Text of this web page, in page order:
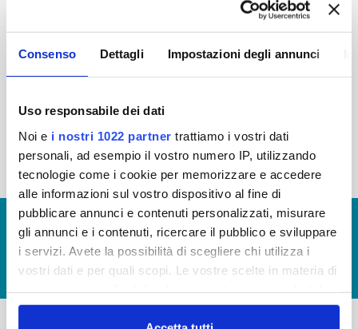
Consenso Dettagli Impostazioni degli annunci
Uso responsabile dei dati
Noi e i nostri 1022 partner trattiamo i vostri dati
personali, ad esempio il vostro numero IP, utilizzando
tecnologie come i cookie per memorizzare e accedere
alle informazioni sul vostro dispositivo al fine di
pubblicare annunci e contenuti personalizzati, misurare
gli annunci e i contenuti, ricercare il pubblico e sviluppare
i servizi. Avete la possibilità di scegliere chi utilizza i
vostri dati e per quali scopi. Le vostre scelte in materia di
in cui avete effettuato le vostre scelte. È possibile
2008
2007 2006 2005
« prima ‹ precedente … 42 43 44
46
47 48 49 50
© Copyright 2017 - 2026
GLOSSARIO
GIUDICA IL SERVIZIO
LAVORA CON NOI